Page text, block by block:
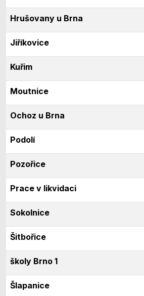
Hrušovany u Brna
Jiříkovice
Kuřim
Moutnice
Ochoz u Brna
Podolí
Pozořice
Prace v likvidaci
Sokolnice
Šitbořice
školy Brno 1
Šlapanice